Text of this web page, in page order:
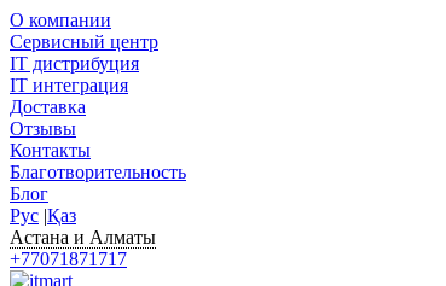
О компании
Сервисный центр
IT дистрибуция
IT интеграция
Доставка
Отзывы
Контакты
Благотворительность
Блог
Рус |Қаз
Астана и Алматы
+77071871717